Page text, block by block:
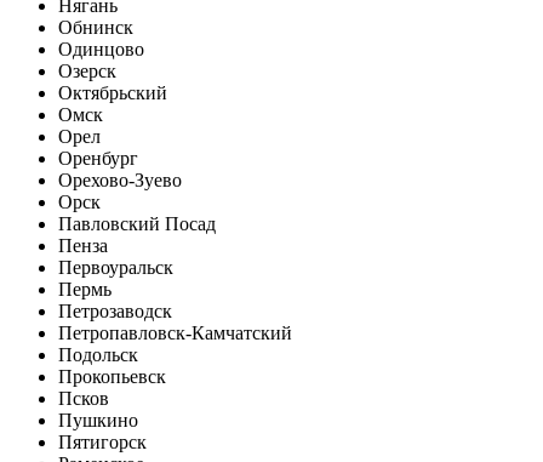
Нягань
Обнинск
Одинцово
Озерск
Октябрьский
Омск
Орел
Оренбург
Орехово-Зуево
Орск
Павловский Посад
Пенза
Первоуральск
Пермь
Петрозаводск
Петропавловск-Камчатский
Подольск
Прокопьевск
Псков
Пушкино
Пятигорск